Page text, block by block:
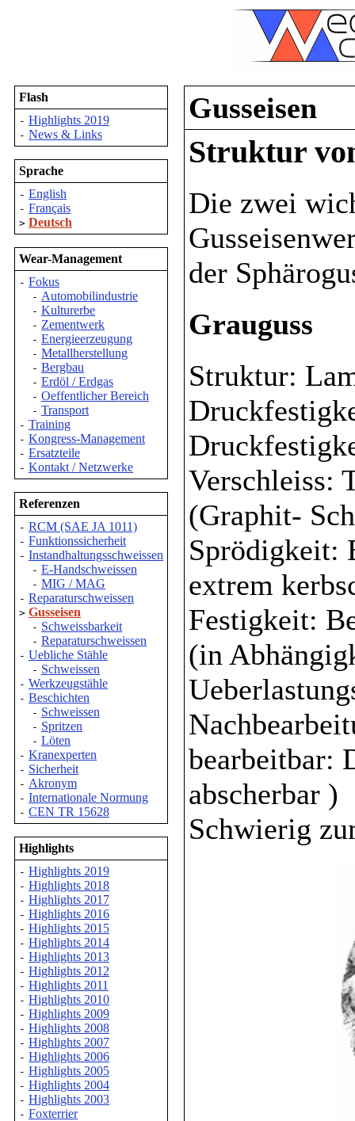
Flash
- Highlights 2019
- News & Links
Sprache
- English
- Français
> Deutsch
Wear-Management
- Fokus
- Automobilindustrie
- Kulturerbe
- Zementwerk
- Energieerzeugung
- Metallherstellung
- Bergbau
- Erdöl / Erdgas
- Oeffentlicher Bereich
- Transport
- Training
- Kongress-Management
- Ersatzteile
- Kontakt / Netzwerke
Referenzen
- RCM (SAE JA 1011)
- Funktionssicherheit
- Instandhaltungsschweissen
- E-Handschweissen
- MIG / MAG
- Reparaturschweissen
> Gusseisen
- Schweissbarkeit
- Reparaturschweissen
- Uebliche Stähle
- Schweissen
- Werkzeugstähle
- Beschichten
- Schweissen
- Spritzen
- Löten
- Kranexperten
- Sicherheit
- Akronym
- Internationale Normung
- CEN TR 15628
Highlights
- Highlights 2019
- Highlights 2018
- Highlights 2017
- Highlights 2016
- Highlights 2015
- Highlights 2014
- Highlights 2013
- Highlights 2012
- Highlights 2011
- Highlights 2010
- Highlights 2009
- Highlights 2008
- Highlights 2007
- Highlights 2006
- Highlights 2005
- Highlights 2004
- Highlights 2003
- Foxterrier
Gusseisen
Struktur
Die zwei
der
Grauguss
Struktur:
Verschleiss:
(Graphit-
Sprödigkeit:
extrem
Festigkeit:
(in
bearbeitbar:
abscherbar )
Schwierig